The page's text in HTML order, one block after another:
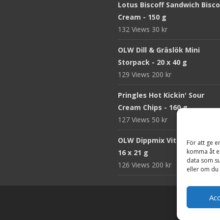
För att ge
komma åt
data som
eller om
Lotus Biscoff Sandwich
Cream - 150 g
132 Views 30 kr
OLW Dill & Gräslök Mini
Storpack - 20 x 40 g
129 Views 200 kr
Pringles Hot Kickin' Sour
Cream Chips - 160 g
127 Views 50 kr
OLW Dippmix Vitlök
16 x 21 g
126 Views 200 kr